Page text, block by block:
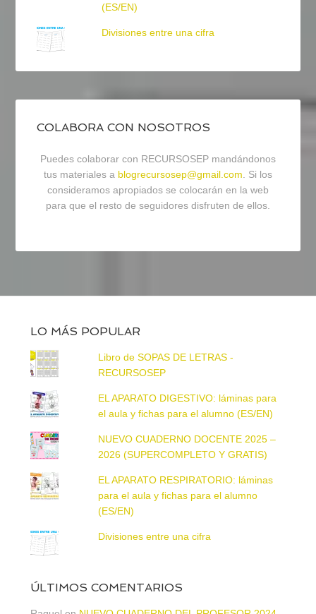
(ES/EN)
Divisiones entre una cifra
COLABORA CON NOSOTROS
Puedes colaborar con RECURSOSEP mandándonos
tus materiales a blogrecursosep@gmail.com. Si los
consideramos apropiados se colocarán en la web
para que el resto de seguidores disfruten de ellos.
LO MÁS POPULAR
Libro de SOPAS DE LETRAS -
RECURSOSEP
EL APARATO DIGESTIVO: láminas para
el aula y fichas para el alumno (ES/EN)
NUEVO CUADERNO DOCENTE 2025 –
2026 (SUPERCOMPLETO Y GRATIS)
EL APARATO RESPIRATORIO: láminas
para el aula y fichas para el alumno
(ES/EN)
Divisiones entre una cifra
ÚLTIMOS COMENTARIOS